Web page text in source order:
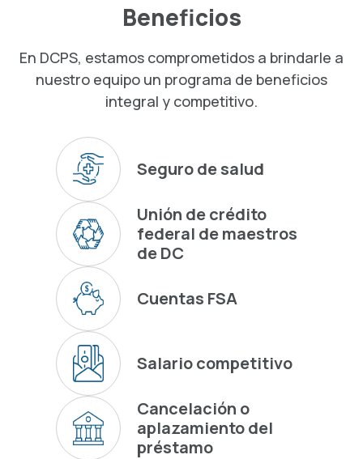
Beneficios
En DCPS, estamos comprometidos a brindarle a
nuestro equipo un programa de beneficios
integral y competitivo.
Seguro de salud
Unión de crédito
federal de maestros
de DC
Cuentas FSA
Salario competitivo
Cancelación o
aplazamiento del
préstamo